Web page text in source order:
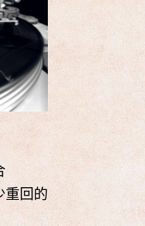
重回的